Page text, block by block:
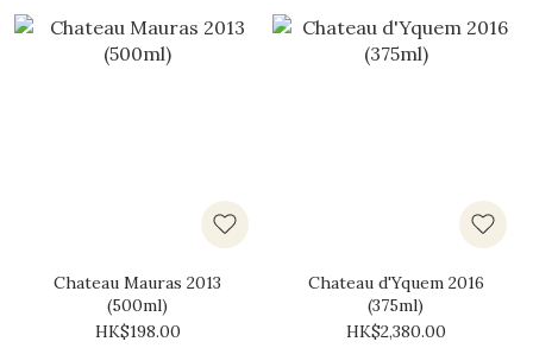
Chateau Mauras 2013
(500ml)
HK$198.00
Chateau d'Yquem 2016
(375ml)
HK$2,380.00